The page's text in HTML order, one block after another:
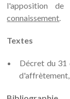
l'apposition
connaissement.
Textes
Décret du 31